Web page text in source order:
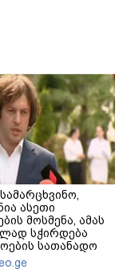
ასეთი
მოსმენა, ამას
სჭირდება
სათანადო
- ირაკლი